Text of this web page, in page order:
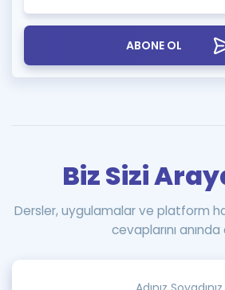
ABONE OL
Biz Sizi
Dersler, uygulamalar ve platform
cevaplarını anında